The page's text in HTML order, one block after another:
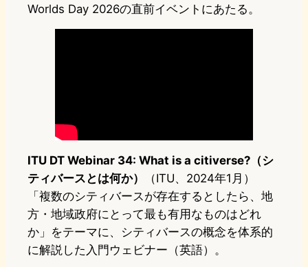
Worlds Day 2026の直前イベントにあたる。
ITU DT Webinar 34: What is a citiverse?（シ
ティバースとは何か）
（ITU、2024年1月）
「複数のシティバースが存在するとしたら、地
方・地域政府にとって最も有用なものはどれ
か」をテーマに、シティバースの概念を体系的
に解説した入門ウェビナー（英語）。